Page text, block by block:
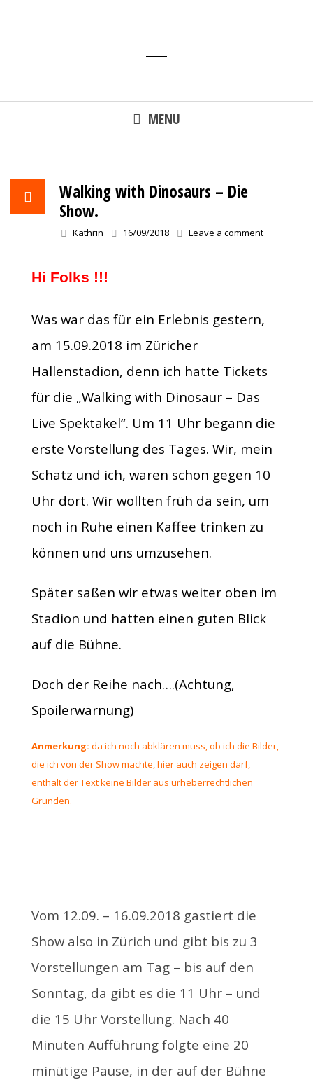
MENU
Walking with Dinosaurs – Die
Show.
Kathrin 16/09/2018 Leave a comment
Hi Folks !!!
Was war das für ein Erlebnis gestern,
am 15.09.2018 im Züricher
Hallenstadion, denn ich hatte Tickets
für die „Walking with Dinosaur – Das
Live Spektakel“. Um 11 Uhr begann die
erste Vorstellung des Tages. Wir, mein
Schatz und ich, waren schon gegen 10
Uhr dort. Wir wollten früh da sein, um
noch in Ruhe einen Kaffee trinken zu
können und uns umzusehen.
Später saßen wir etwas weiter oben im
Stadion und hatten einen guten Blick
auf die Bühne.
Doch der Reihe nach….(Achtung,
Spoilerwarnung)
Anmerkung: da ich noch abklären muss, ob ich die Bilder,
die ich von der Show machte, hier auch zeigen darf,
enthält der Text keine Bilder aus urheberrechtlichen
Gründen.
Vom 12.09. – 16.09.2018 gastiert die
Show also in Zürich und gibt bis zu 3
Vorstellungen am Tag – bis auf den
Sonntag, da gibt es die 11 Uhr – und
die 15 Uhr Vorstellung. Nach 40
Minuten Aufführung folgte eine 20
minütige Pause, in der auf der Bühne